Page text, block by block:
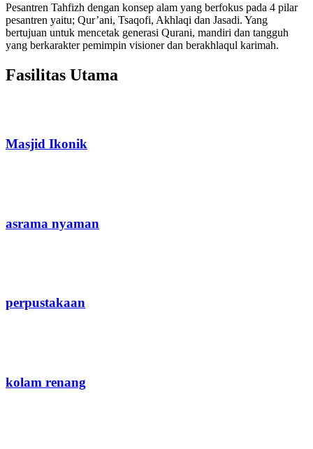
Pesantren Tahfizh dengan konsep alam yang berfokus pada 4 pilar
pesantren yaitu; Qur’ani, Tsaqofi, Akhlaqi dan Jasadi. Yang
bertujuan untuk mencetak generasi Qurani, mandiri dan tangguh
yang berkarakter pemimpin visioner dan berakhlaqul karimah.
Fasilitas Utama
Masjid Ikonik
asrama nyaman
perpustakaan
kolam renang